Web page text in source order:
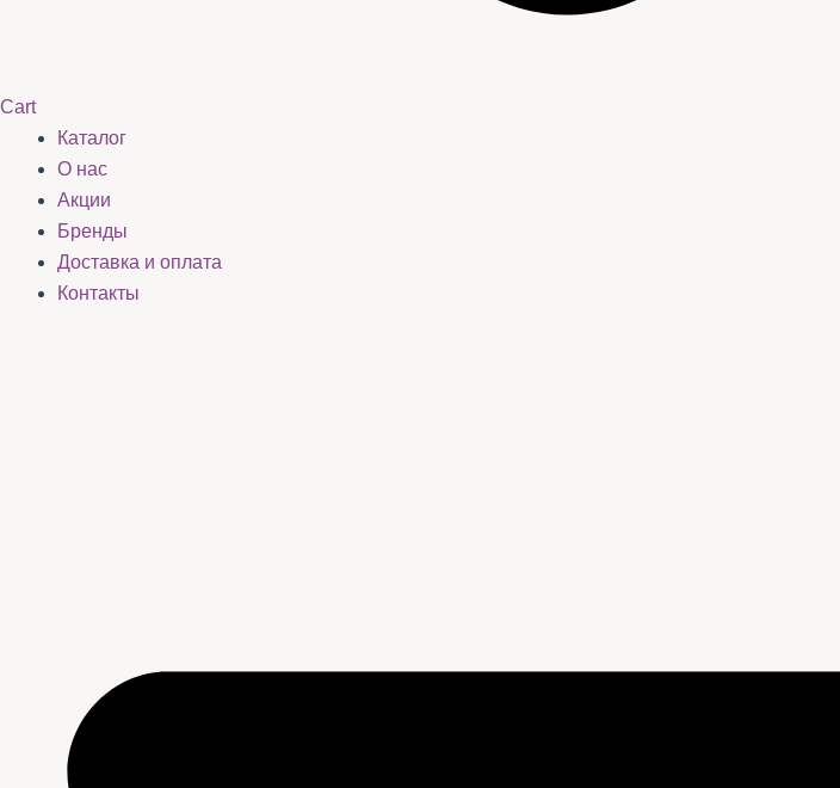
Cart
Каталог
О нас
Акции
Бренды
Доставка и оплата
Контакты